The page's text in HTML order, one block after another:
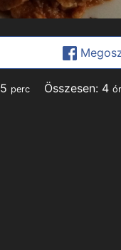
minutes
perc Összesen: 4